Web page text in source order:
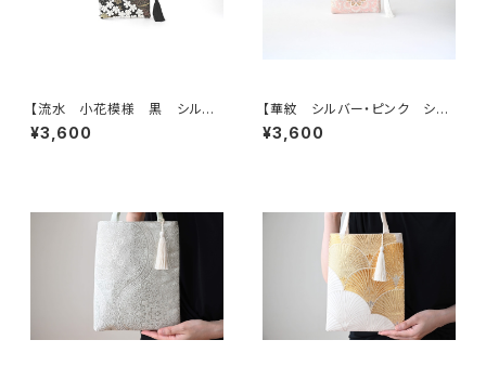
【流水 小花模様 黒 シルク
帯リメイク バッグチャーム型ス
クエアポーチ】メイクポーチ 旅
¥3,600
【華紋 シルバー・ピンク シル
ク帯リメイク バッグチャーム型
スクエアポーチ】メイクポーチ
¥3,600